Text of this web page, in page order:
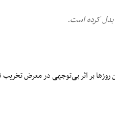
بدل کرده است.
روزها بر اثر بی‌توجهی در معرض تخریب